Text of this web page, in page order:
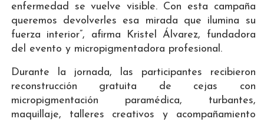
enfermedad se vuelve visible. Con esta campaña
queremos devolverles esa mirada que ilumina su
fuerza interior”, afirma Kristel Álvarez, fundadora
del evento y micropigmentadora profesional.
Durante la jornada, las participantes recibieron
reconstrucción gratuita de cejas con
micropigmentación paramédica, turbantes,
maquillaje, talleres creativos y acompañamiento